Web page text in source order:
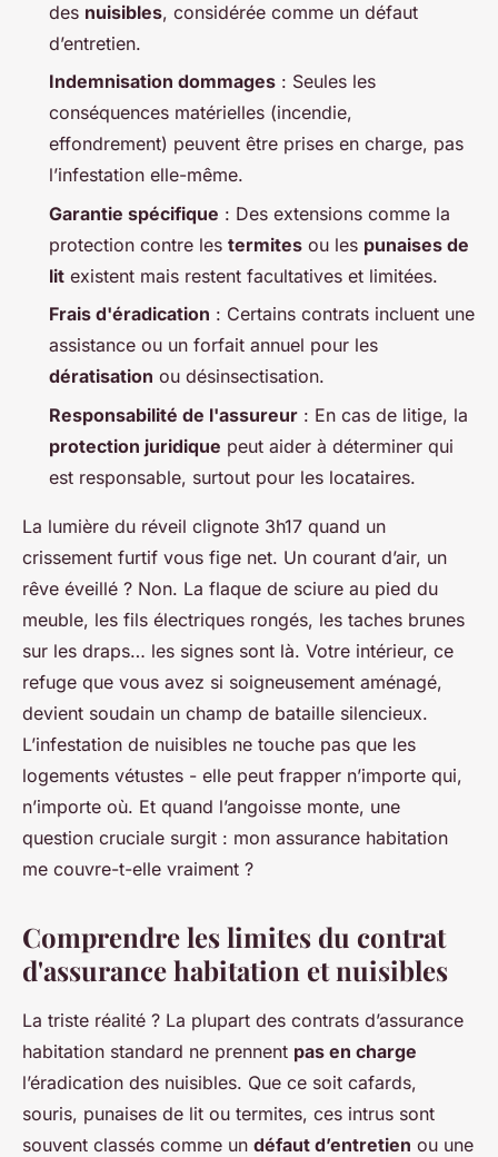
des nuisibles, considérée comme un défaut
d’entretien.
Indemnisation dommages : Seules les
conséquences matérielles (incendie,
effondrement) peuvent être prises en charge, pas
l’infestation elle-même.
Garantie spécifique : Des extensions comme la
protection contre les termites ou les punaises de
lit existent mais restent facultatives et limitées.
Frais d'éradication : Certains contrats incluent une
assistance ou un forfait annuel pour les
dératisation ou désinsectisation.
Responsabilité de l'assureur : En cas de litige, la
protection juridique peut aider à déterminer qui
est responsable, surtout pour les locataires.
La lumière du réveil clignote 3h17 quand un
crissement furtif vous fige net. Un courant d’air, un
rêve éveillé ? Non. La flaque de sciure au pied du
meuble, les fils électriques rongés, les taches brunes
sur les draps… les signes sont là. Votre intérieur, ce
refuge que vous avez si soigneusement aménagé,
devient soudain un champ de bataille silencieux.
L’infestation de nuisibles ne touche pas que les
logements vétustes - elle peut frapper n’importe qui,
n’importe où. Et quand l’angoisse monte, une
question cruciale surgit : mon assurance habitation
me couvre-t-elle vraiment ?
Comprendre les limites du contrat
d'assurance habitation et nuisibles
La triste réalité ? La plupart des contrats d’assurance
habitation standard ne prennent pas en charge
l’éradication des nuisibles. Que ce soit cafards,
souris, punaises de lit ou termites, ces intrus sont
souvent classés comme un défaut d’entretien ou une